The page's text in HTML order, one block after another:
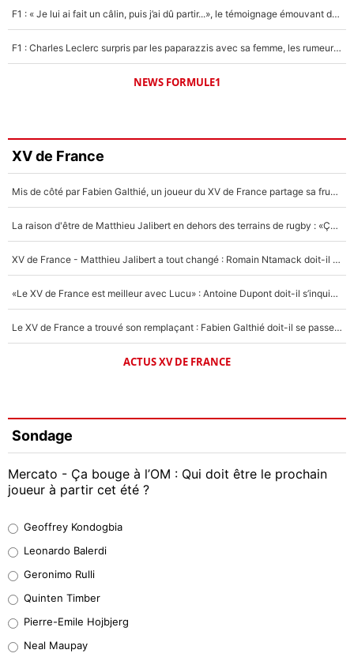
F1 : « Je lui ai fait un câlin, puis j’ai dû partir...», le témoignage émouvant de Max Verstappen sur sa fille
F1 : Charles Leclerc surpris par les paparazzis avec sa femme, les rumeurs étaient vraies !
NEWS FORMULE1
XV de France
Mis de côté par Fabien Galthié, un joueur du XV de France partage sa frustration : «ils ne me l’ont pas dit tout de suite»
La raison d'être de Matthieu Jalibert en dehors des terrains de rugby : «Ça m'atteint autant que si tu touches à un membre de ma famille»
XV de France - Matthieu Jalibert a tout changé : Romain Ntamack doit-il s’inquiéter pour sa place à un an de la Coupe du monde ?
«Le XV de France est meilleur avec Lucu» : Antoine Dupont doit-il s’inquiéter pour sa place ?
Le XV de France a trouvé son remplaçant : Fabien Galthié doit-il se passer d'Antoine Dupont ?
ACTUS XV DE FRANCE
Sondage
Mercato - Ça bouge à l’OM : Qui doit être le prochain
joueur à partir cet été ?
38%
32%
5%
Geoffrey Kondogbia
Leonardo Balerdi
Geronimo Rulli
Quinten Timber
Pierre-Emile Hojbjerg
Neal Maupay